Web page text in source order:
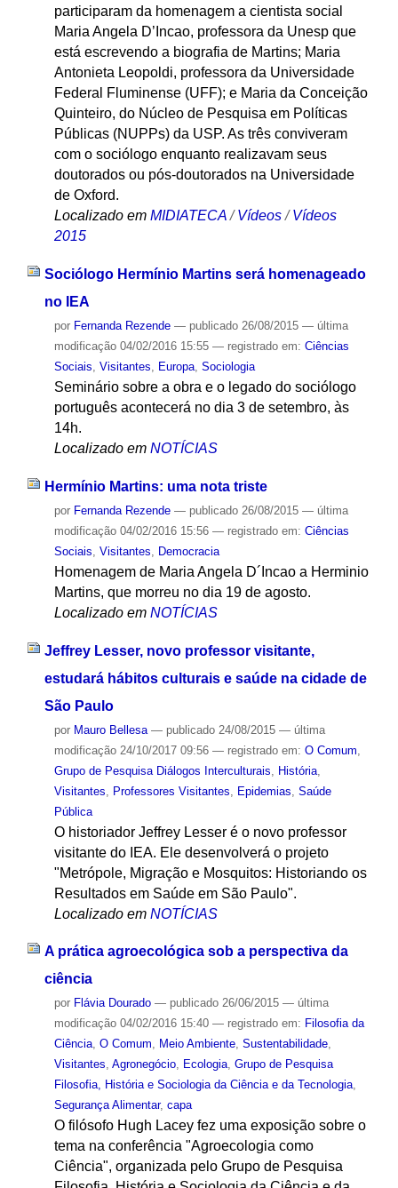
participaram da homenagem a cientista social
Maria Angela D’Incao, professora da Unesp que
está escrevendo a biografia de Martins; Maria
Antonieta Leopoldi, professora da Universidade
Federal Fluminense (UFF); e Maria da Conceição
Quinteiro, do Núcleo de Pesquisa em Políticas
Públicas (NUPPs) da USP. As três conviveram
com o sociólogo enquanto realizavam seus
doutorados ou pós-doutorados na Universidade
de Oxford.
Localizado em MIDIATECA / Vídeos / Vídeos
2015
Sociólogo Hermínio Martins será homenageado
no IEA
por Fernanda Rezende — publicado26/08/2015 — última
modificação04/02/2016 15:55 — registrado em: Ciências
Sociais, Visitantes, Europa, Sociologia
Seminário sobre a obra e o legado do sociólogo
português acontecerá no dia 3 de setembro, às
14h.
Localizado em NOTÍCIAS
Hermínio Martins: uma nota triste
por Fernanda Rezende — publicado26/08/2015 — última
modificação04/02/2016 15:56 — registrado em: Ciências
Sociais Visitantes Democracia
Homenagem de Maria Angela D´Incao a Herminio
Martins, que morreu no dia 19 de agosto.
Localizado em NOTÍCIAS
Jeffrey Lesser, novo professor visitante,
estudará hábitos culturais e saúde na cidade de
São Paulo
por Mauro Bellesa — publicado24/08/2015 — última
modificação24/10/2017 09:56 — registrado em: O Comum
Grupo de Pesquisa Diálogos Interculturais
História,
Visitantes
Professores Visitantes Epidemias Saúde
Pública
O historiador Jeffrey Lesser é o novo professor
visitante do IEA. Ele desenvolverá o projeto
"Metrópole, Migração e Mosquitos: Historiando os
Resultados em Saúde em São Paulo".
Localizado em NOTÍCIAS
A prática agroecológica sob a perspectiva da
ciência
por Flávia Dourado — publicado26/06/2015 — última
modificação04/02/2016 15:40 — registrado em: Filosofia da
Ciência, O Comum, Meio Ambiente, Sustentabilidade,
Visitantes, Agronegócio, Ecologia, Grupo de Pesquisa
Filosofia, História e Sociologia da Ciência e da Tecnologia,
Segurança Alimentar, capa
O filósofo Hugh Lacey fez uma exposição sobre o
tema na conferência "Agroecologia como
Ciência", organizada pelo Grupo de Pesquisa